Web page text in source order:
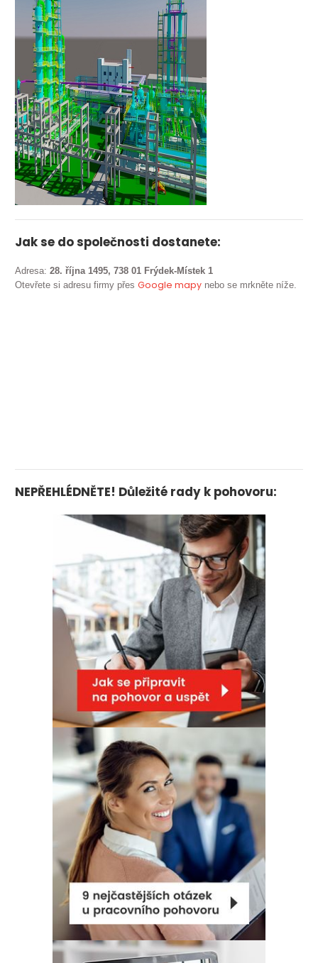
Jak se do společnosti dostanete:
Adresa: 28. října 1495, 738 01 Frýdek-Místek 1
Otevřete si adresu firmy přes Google mapynebo se mrkněte níže.
NEPŘEHLÉDNĚTE! Důležité rady k pohovoru: